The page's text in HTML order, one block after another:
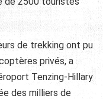
de trekking ont pu
privés, a
Tenzing-Hillary
des milliers de